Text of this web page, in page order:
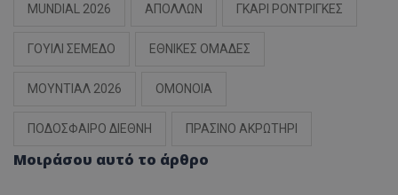
MUNDIAL 2026 ΑΠΟΛΛΩΝ ΓΚΑΡΙ ΡΟΝΤΡΙΓΚΕΣ
ΓΟΥΙΛΙ ΣΕΜΕΔΟ ΕΘΝΙΚΕΣ ΟΜΑΔΕΣ
ΜΟΥΝΤΙΑΛ 2026 ΟΜΟΝΟΙΑ
ΠΟΔΟΣΦΑΙΡΟ ΔΙΕΘΝΗ ΠΡΑΣΙΝΟ ΑΚΡΩΤΗΡΙ
Μοιράσου αυτό το άρθρο